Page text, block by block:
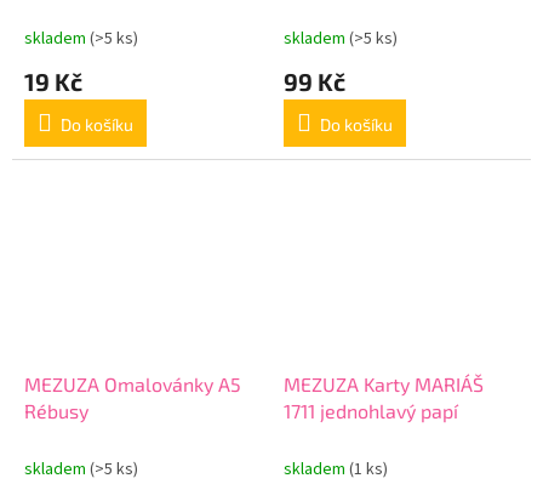
skladem (>5 ks)
19 Kč
Do košíku
skladem (>5 ks)
99 Kč
Do košíku
MEZUZA Omalovánky A5
Rébusy
skladem (>5 ks)
MEZUZA Karty MARIÁŠ
1711 jednohlavý papí
skladem (1 ks)